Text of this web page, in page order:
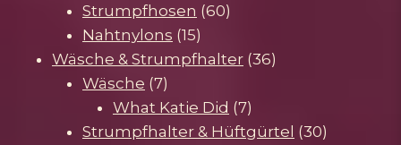
Produkte
Strumpfhosen 6060
Nahtnylons 1515
Produkte
Wäsche & Strumpfhalter 3636
Wäsche 77
Produkte
What Katie Did 77
Produkte
Strumpfhalter & Hüftgürtel 3030